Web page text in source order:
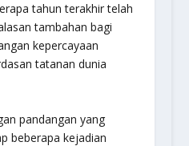
tahun terakhir telah
tambahan bagi
kepercayaan
tatanan dunia
pandangan yang
beberapa kejadian